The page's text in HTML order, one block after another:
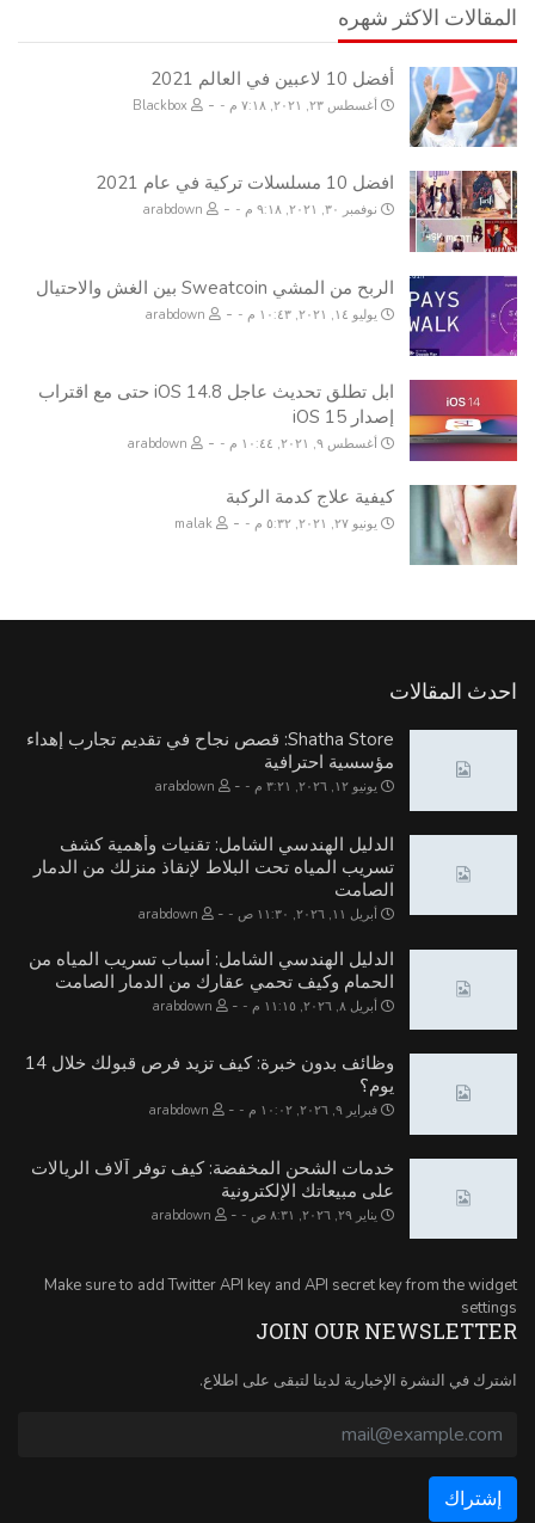
المقالات الاكثر شهره
أفضل 10 لاعبين في العالم 2021
أغسطس ٢٣, ٢٠٢١, ٧:١٨ م -
افضل 10 مسلسلات تركية في عام 2021
نوفمبر ٣٠, ٢٠٢١, ٩:١٨ م -
الربح من المشي Sweatcoin بين الغش والاحتيال
يوليو ١٤, ٢٠٢١, ١٠:٤٣ م -
ابل تطلق تحديث عاجل iOS 14.8 حتى مع اقتراب
إصدار iOS 15
أغسطس ٩, ٢٠٢١, ١٠:٤٤ م -
كيفية علاج كدمة الركبة
يونيو ٢٧, ٢٠٢١, ٥:٣٢ م -
احدث المقالات
Shatha Store: قصص نجاح في تقديم تجارب إهداء
مؤسسية احترافية
يونيو ١٢, ٢٠٢٦, ٣:٢١ م -
الدليل الهندسي الشامل: تقنيات وأهمية كشف
تسريب المياه تحت البلاط لإنقاذ منزلك من الدمار
الصامت
أبريل ١١, ٢٠٢٦, ١١:٣٠ ص -
الدليل الهندسي الشامل: أسباب تسريب المياه من
الحمام وكيف تحمي عقارك من الدمار الصامت
أبريل ٨, ٢٠٢٦, ١١:١٥ م -
وظائف بدون خبرة: كيف تزيد فرص قبولك خلال 14
يوم؟
فبراير ٩, ٢٠٢٦, ١٠:٠٢ م -
خدمات الشحن المخفضة: كيف توفر آلاف الريالات
على مبيعاتك الإلكترونية
يناير ٢٩, ٢٠٢٦, ٨:٣١ ص -
Make sure to add Twitter API key and API secret key from the widget
settings
JOIN OUR NEWSLETTER
اشترك في النشرة الإخبارية لدينا لتبقى على اطلاع.